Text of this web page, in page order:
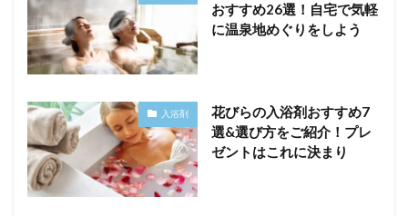
おすすめ26選！自宅で気軽
に温泉地めぐりをしよう
入浴剤
花びらの入浴剤おすすめ7
選&選び方をご紹介！プレ
ゼントはこれに決まり